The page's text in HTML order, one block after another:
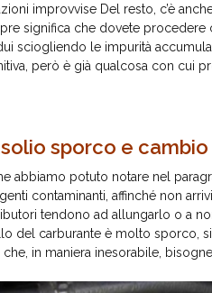
improvvise Del resto, c’è
significa che dovete
sciogliendo le impurità
però è già qualcosa con cui
sporco e
abbiamo potuto notare nel
contaminanti, affinché non
tendono ad allungarlo o a
del carburante è molto sporco,
che, in maniera inesorabile,